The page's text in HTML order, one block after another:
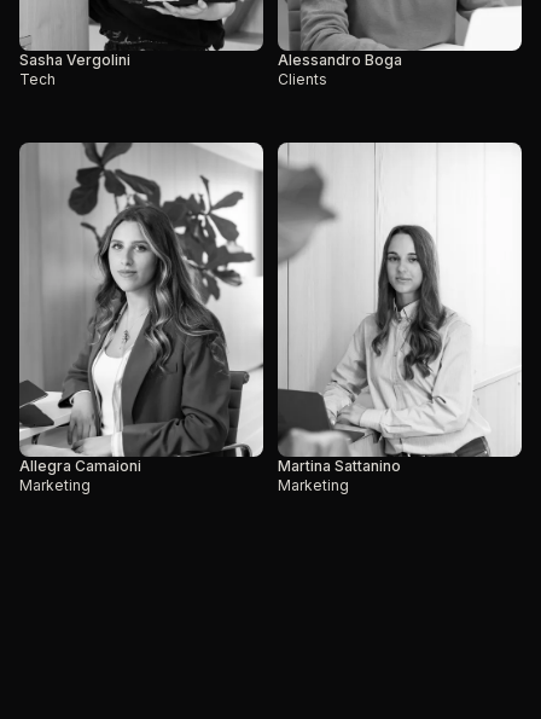
Sasha Vergolini
Tech
Alessandro Boga
Clients
Allegra Camaioni
Marketing
Martina Sattanino
Marketing